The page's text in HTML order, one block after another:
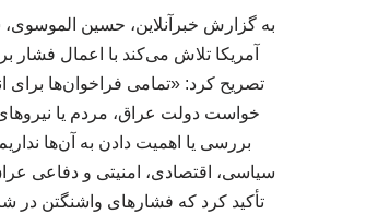
به گزارش خبرآنلاین، حسین
آمریکا تلاش می‌کند با اعمال فشار
تصریح کرد: «تمامی فراخوان‌ها برای
خواست دولت عراق، مردم یا
بررسی یا اهمیت دادن به آن‌ها
سیاسی، اقتصادی، امنیتی و دفاعی
تأکید کرد که فشارهای واشنگتن در